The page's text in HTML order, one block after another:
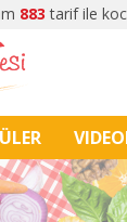
883 tarif ile